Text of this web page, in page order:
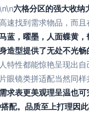
六格分区的强大收纳
速找到需求物品，而
蓝，曜墨，人面蝶黄
造型提供了无处不光畅
特性都能惊艳呈现出
眼镜类拼适配当然同
求表更美观理呈温也
配。品质至上打理因